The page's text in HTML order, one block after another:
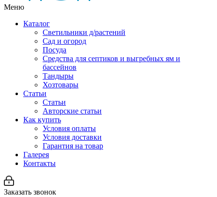
Меню
Каталог
Светильники д/растений
Сад и огород
Посуда
Средства для септиков и выгребных ям и
бассейнов
Тандыры
Хозтовары
Статьи
Статьи
Авторские статьи
Как купить
Условия оплаты
Условия доставки
Гарантия на товар
Галерея
Контакты
Заказать звонок